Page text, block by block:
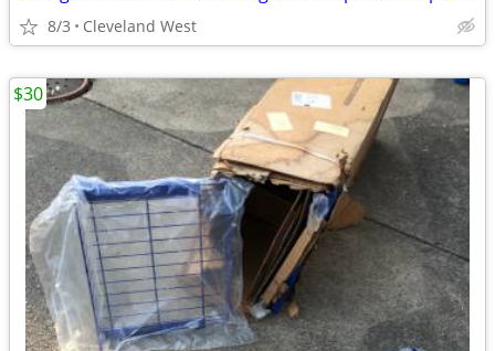
8/3 Cleveland West
$30